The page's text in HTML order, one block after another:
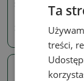
1512-MZ26-49
227.84 zł
Prawdziwe zdjęcie
Ta
treści,